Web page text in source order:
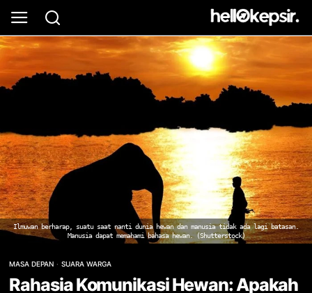
Ilmuwan berharap, suatu saat nanti dunia hewan dan manusia tidak ada lagi batasan.
Manusia dapat memahami bahasa hewan. (Shutterstock)
MASA DEPAN · SUARA WARGA
Rahasia Komunikasi Hewan: Apakah